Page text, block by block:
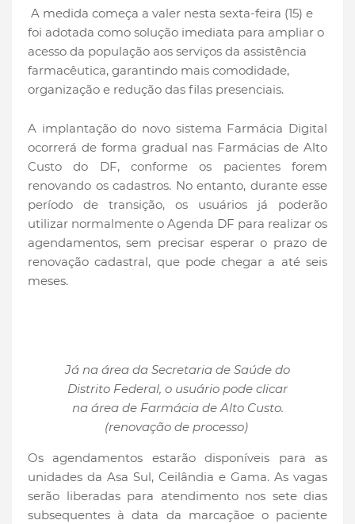
A medida começa a valer nesta sexta-feira (15) e
foi adotada como solução imediata para ampliar o
acesso da população aos serviços da assistência
farmacêutica, garantindo mais comodidade,
organização e redução das filas presenciais.
A implantação do novo sistema Farmácia Digital
ocorrerá de forma gradual nas Farmácias de Alto
Custo do DF, conforme os pacientes forem
renovando os cadastros. No entanto, durante esse
período de transição, os usuários já poderão
utilizar normalmente o Agenda DF para realizar os
agendamentos, sem precisar esperar o prazo de
renovação cadastral, que pode chegar a até seis
meses.
Já na área da Secretaria de Saúde do
Distrito Federal, o usuário pode clicar
na área de Farmácia de Alto Custo.
(renovação de processo)
Os agendamentos estarão disponíveis para as
unidades da Asa Sul, Ceilândia e Gama. As vagas
serão liberadas para atendimento nos sete dias
subsequentes à data da marcaçãoe o paciente